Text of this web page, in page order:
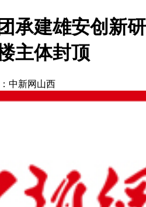
承建雄安创新
主体封顶
中新网山西